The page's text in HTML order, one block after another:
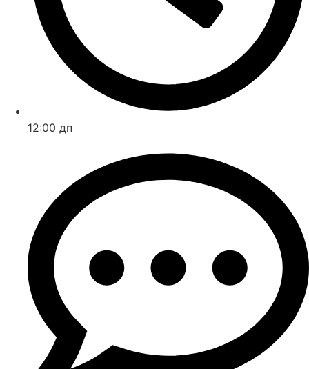
12:00 дп